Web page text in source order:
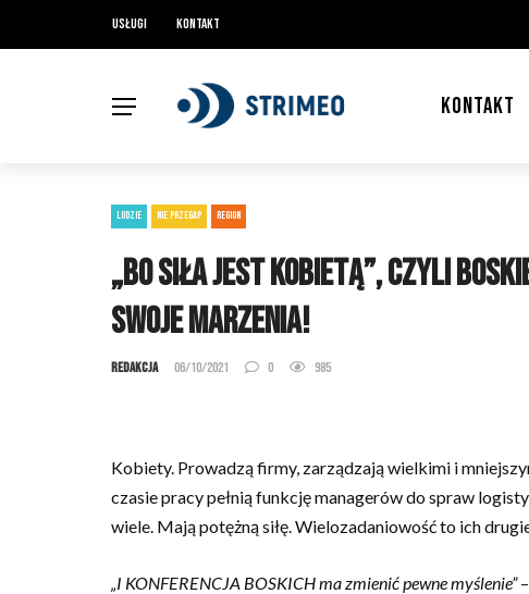
Usługi Kontakt
KONTAKT
LUDZIE NIE PRZEGAP REGION
„Bo siła jest Kobietą”, czyli
swoje marzenia!
Redakcja 06/10/2021 0 985
Kobiety. Prowadzą firmy, zarządzają wielkimi i
czasie pracy pełnią funkcję managerów do spraw
wiele. Mają potężną siłę. Wielozadaniowość to ich
„I KONFERENCJA BOSKICH ma zmienić pewne myślenie”